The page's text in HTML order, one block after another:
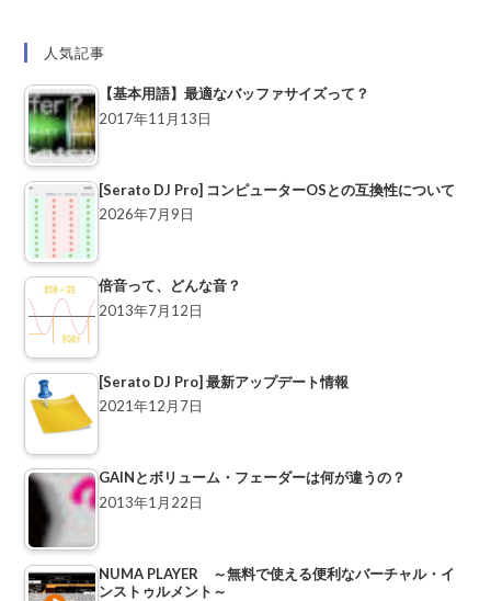
人気記事
【基本用語】最適なバッファサイズって？
2017年11月13日
[Serato DJ Pro] コンピューターOSとの互換性について
2026年7月9日
倍音って、どんな音？
2013年7月12日
[Serato DJ Pro] 最新アップデート情報
2021年12月7日
GAINとボリューム・フェーダーは何が違うの？
2013年1月22日
NUMA PLAYER ～無料で使える便利なバーチャル・イ
ンストゥルメント～